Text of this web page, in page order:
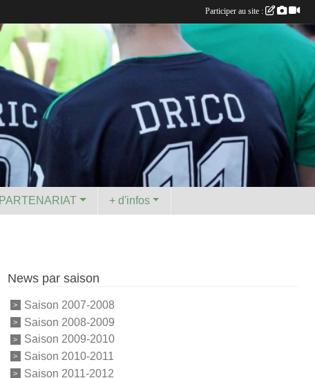
PARTENARIAT + d'infos
News par saison
Saison 2007-2008
Saison 2008-2009
Saison 2009-2010
Saison 2010-2011
Saison 2011-2012
Participer au site :